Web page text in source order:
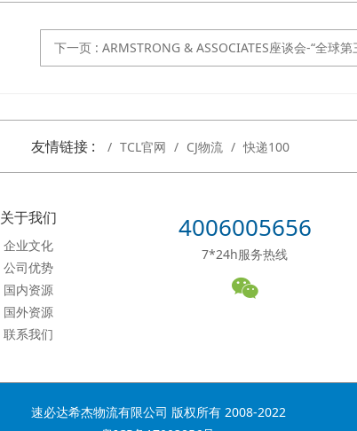
下一页 : ARMSTRONG & ASSOCIATES座谈会-“全球第三方物流趋势与地区
友情链接 : TCL官网 CJ物流 快递100
关于我们
企业文化
公司优势
国内资源
国外资源
联系我们
4006005656
7*24h服务热线
速必达希杰物流有限公司 版权所有 2008-2022